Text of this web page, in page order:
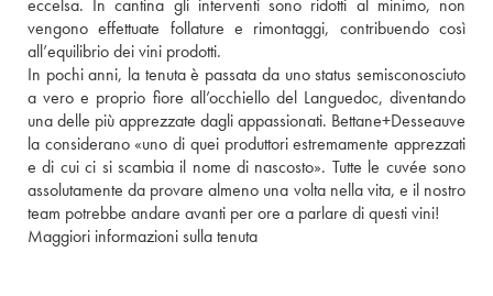
eccelsa. In cantina gli interventi sono ridotti al minimo, non
vengono effettuate follature e rimontaggi, contribuendo così
all’equilibrio dei vini prodotti.
In pochi anni, la tenuta è passata da uno status semisconosciuto
a vero e proprio fiore all’occhiello del Languedoc, diventando
una delle più apprezzate dagli appassionati. Bettane+Desseauve
la considerano «uno di quei produttori estremamente apprezzati
e di cui ci si scambia il nome di nascosto». Tutte le cuvée sono
assolutamente da provare almeno una volta nella vita, e il nostro
team potrebbe andare avanti per ore a parlare di questi vini!
Maggiori informazioni sulla tenuta